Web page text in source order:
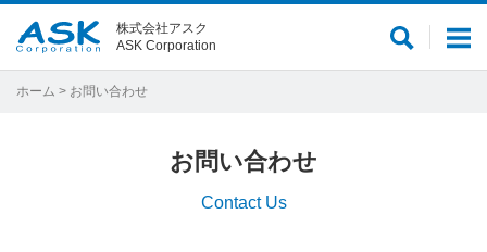
メ
サ
株式会社アスク
ASK Corporation
ホーム > お問い合わせ
お問い合わせ
Contact Us